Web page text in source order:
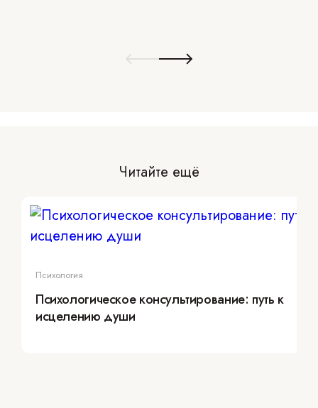
Читайте ещё
Психология
Психологическое консультирование: путь к
исцелению души